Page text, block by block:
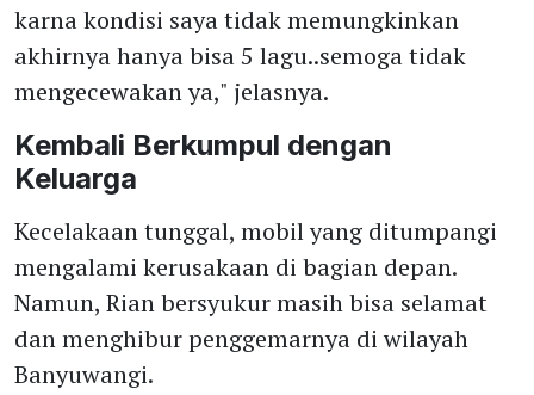
karna kondisi saya tidak memungkinkan
akhirnya hanya bisa 5 lagu..semoga tidak
mengecewakan ya," jelasnya.
Kembali Berkumpul dengan
Keluarga
Kecelakaan tunggal, mobil yang ditumpangi
mengalami kerusakaan di bagian depan.
Namun, Rian bersyukur masih bisa selamat
dan menghibur penggemarnya di wilayah
Banyuwangi.